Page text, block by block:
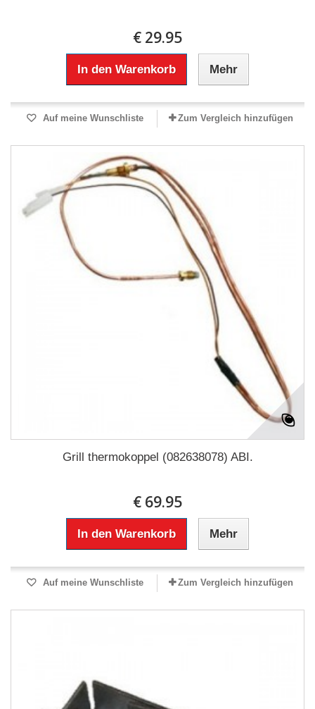
€ 29.95
In den Warenkorb Mehr
Auf meine Wunschliste Zum Vergleich hinzufügen
Grill thermokoppel (082638078) ABI.
€ 69.95
In den Warenkorb Mehr
Auf meine Wunschliste Zum Vergleich hinzufügen